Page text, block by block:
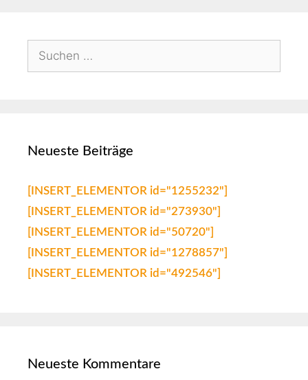
Neueste Beiträge
[INSERT_ELEMENTOR id="1255232"]
[INSERT_ELEMENTOR id="273930"]
[INSERT_ELEMENTOR id="50720"]
[INSERT_ELEMENTOR id="1278857"]
[INSERT_ELEMENTOR id="492546"]
Neueste Kommentare